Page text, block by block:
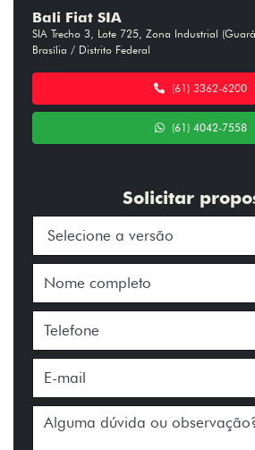
Bali Fiat SIA
SIA Trecho 3, Lote 725, Zona Industrial
Brasília / Distrito Federal
(61) 3362-6200
(61) 4042-7558
Solicitar